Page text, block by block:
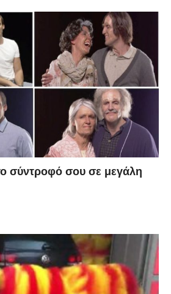
σύντροφό σου σε μεγάλη